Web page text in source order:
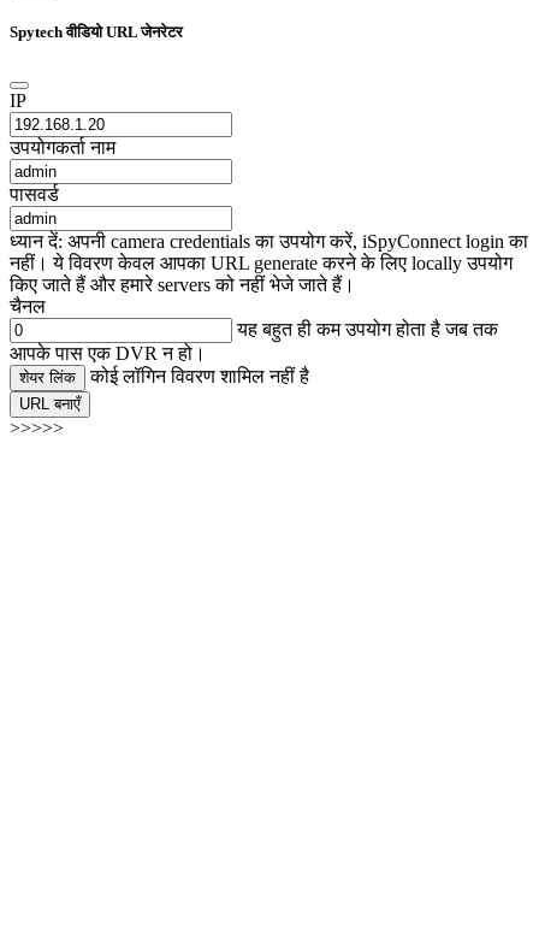
Spytech वीडियो URL जेनरेटर
IP
उपयोगकर्ता नाम
पासवर्ड
ध्यान दें: अपनी camera credentials का उपयोग करें, iSpyConnect login का
नहीं। ये विवरण केवल आपका URL generate करने के लिए locally उपयोग
किए जाते हैं और हमारे servers को नहीं भेजे जाते हैं।
चैनल
यह बहुत ही कम उपयोग होता है जब तक
आपके पास एक DVR न हो।
शेयर लिंक कोई लॉगिन विवरण शामिल नहीं है
URL बनाएँ
>>>>>